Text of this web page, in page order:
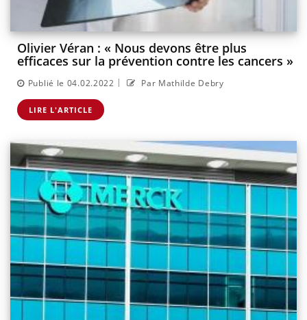
Olivier Véran : « Nous devons être plus
efficaces sur la prévention contre les cancers »
Publié le 04.02.2022 | Par Mathilde Debry
LIRE L'ARTICLE